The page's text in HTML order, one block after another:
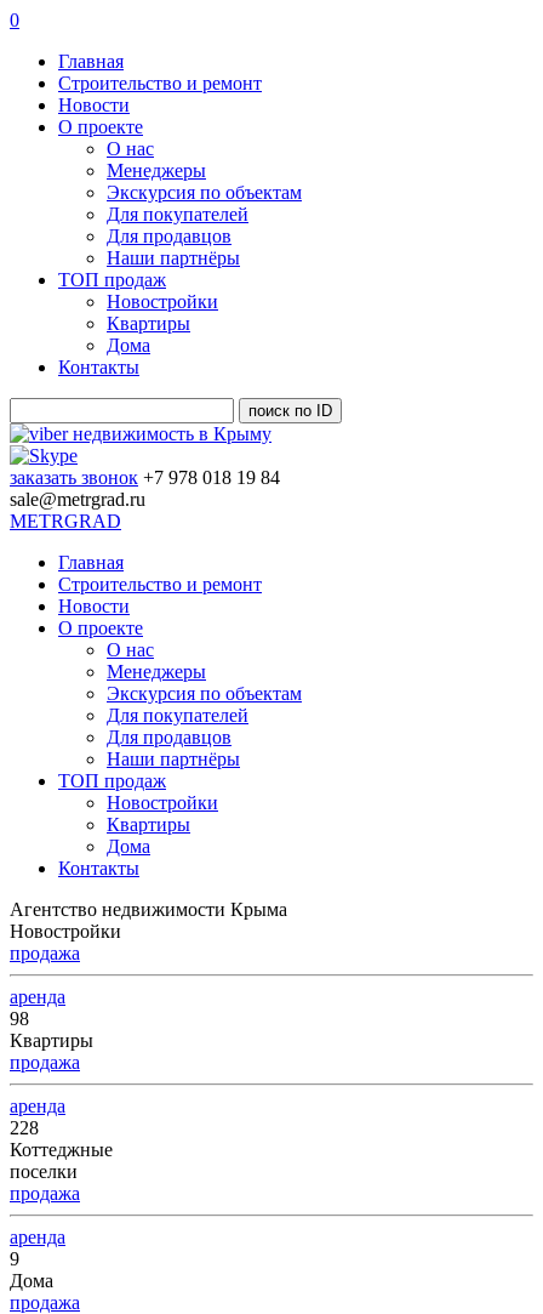
0
Главная
Строительство и ремонт
Новости
О проекте
О нас
Менеджеры
Экскурсия по объектам
Для покупателей
Для продавцов
Наши партнёры
ТОП продаж
Новостройки
Квартиры
Дома
Контакты
заказать звонок +7 978 018 19 84
sale@metrgrad.ru
METRGRAD
Главная
Строительство и ремонт
Новости
О проекте
О нас
Менеджеры
Экскурсия по объектам
Для покупателей
Для продавцов
Наши партнёры
ТОП продаж
Новостройки
Квартиры
Дома
Контакты
Агентство недвижимости Крыма
Новостройки
продажа
аренда
98
Квартиры
продажа
аренда
228
Коттеджные
поселки
продажа
аренда
9
Дома
продажа